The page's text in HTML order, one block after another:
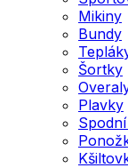
Mikiny
Bundy
Šortky
Plavky